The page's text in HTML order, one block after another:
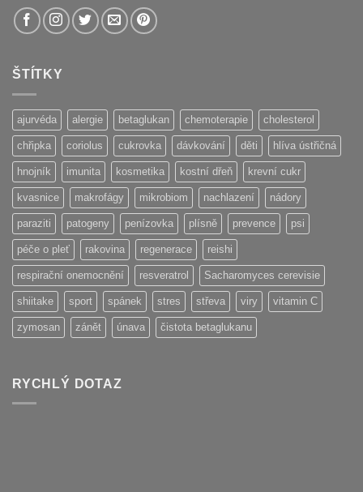
ŠTÍTKY
ajurvéda alergie betaglukan chemoterapie cholesterol
chřipka coriolus cukrovka dávkování děti hlíva ústřičná
hnojník imunita kosmetika kostní dřeň krevní cukr
kvasnice makrofágy mikrobiom nachlazení nádory
paraziti patogeny penízovka plísně prevence psi
péče o pleť rakovina regenerace reishi
respirační onemocnění resveratrol Sacharomyces cerevisie
shiitake sport spánek stres střeva viry vitamin C
zymosan zánět únava čistota betaglukanu
RYCHLÝ DOTAZ